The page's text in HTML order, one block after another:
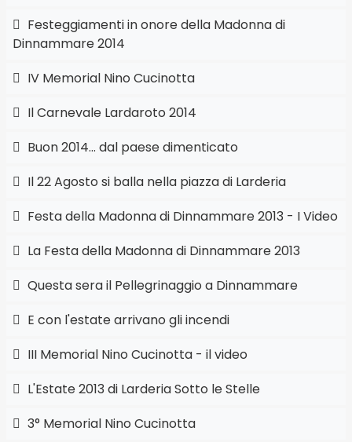
Festeggiamenti in onore della Madonna di
Dinnammare 2014
IV Memorial Nino Cucinotta
Il Carnevale Lardaroto 2014
Buon 2014... dal paese dimenticato
Il 22 Agosto si balla nella piazza di Larderia
Festa della Madonna di Dinnammare 2013 - I Video
La Festa della Madonna di Dinnammare 2013
Questa sera il Pellegrinaggio a Dinnammare
E con l'estate arrivano gli incendi
III Memorial Nino Cucinotta - il video
L'Estate 2013 di Larderia Sotto le Stelle
3° Memorial Nino Cucinotta